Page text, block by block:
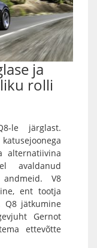
ja
rolli
le järglast.
alternatiivina
avaldanud
V8
ent tootja
Q8 jätkumine
Gernot
ettevõtte